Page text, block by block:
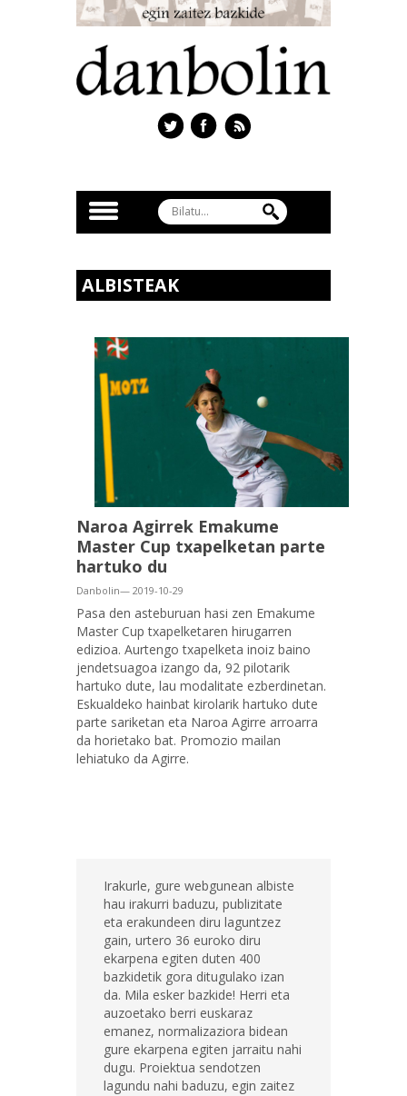
ALBISTEAK
Naroa Agirrek Emakume
Master Cup txapelketan parte
hartuko du
Danbolin— 2019-10-29
Pasa den asteburuan hasi zen Emakume
Master Cup txapelketaren hirugarren
edizioa. Aurtengo txapelketa inoiz baino
jendetsuagoa izango da, 92 pilotarik
hartuko dute, lau modalitate ezberdinetan.
Eskualdeko hainbat kirolarik hartuko dute
parte sariketan eta Naroa Agirre arroarra
da horietako bat. Promozio mailan
lehiatuko da Agirre.
Irakurle, gure webgunean albiste
hau irakurri baduzu, publizitate
eta erakundeen diru laguntzez
gain, urtero 36 euroko diru
ekarpena egiten duten 400
bazkidetik gora ditugulako izan
da. Mila esker bazkide! Herri eta
auzoetako berri euskaraz
emanez, normalizaziora bidean
gure ekarpena egiten jarraitu nahi
dugu. Proiektua sendotzen
lagundu nahi baduzu, egin zaitez